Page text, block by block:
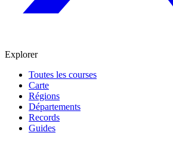
Explorer
Toutes les courses
Carte
Régions
Départements
Records
Guides